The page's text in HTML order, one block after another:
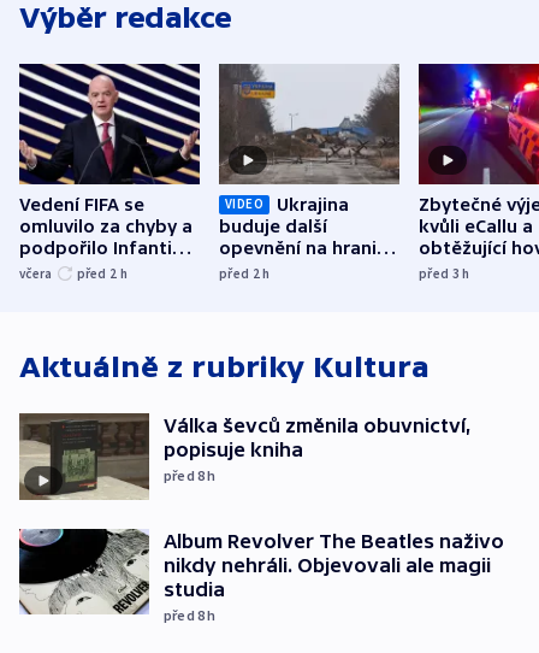
Výběr redakce
Vedení FIFA se
omluvilo za chyby a
podpořilo Infantina.
UEFA trvá na
včera před 2 h
VIDEO
Ukrajina
buduje další
opevnění na hranici
s Běloruskem
před 2h
Zbytečné
kvůli eCallu a
obtěžující
zdržují
před 3h
Aktuálně z rubriky Kultura
Válka ševců změnila obuvnictví,
popisuje kniha
před 8h
Album Revolver The Beatles naživo
nikdy nehráli. Objevovali ale magii
studia
před 8h